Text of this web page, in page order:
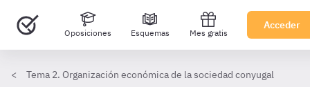
Oposiciones Esquemas Mes gratis
Acceder
Tema 2. Organización económica de la sociedad conyugal